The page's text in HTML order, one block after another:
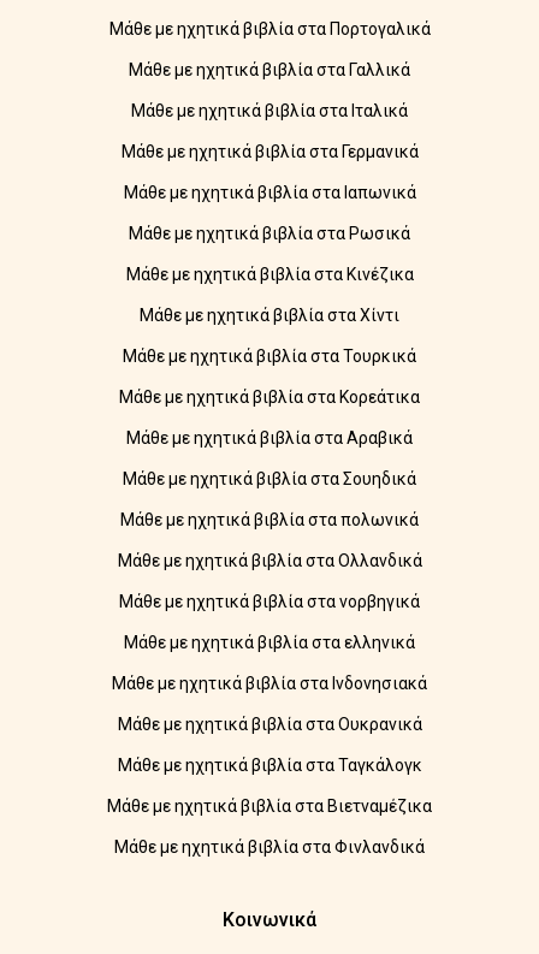
Μάθε με ηχητικά βιβλία στα Πορτογαλικά
Μάθε με ηχητικά βιβλία στα Γαλλικά
Μάθε με ηχητικά βιβλία στα Ιταλικά
Μάθε με ηχητικά βιβλία στα Γερμανικά
Μάθε με ηχητικά βιβλία στα Ιαπωνικά
Μάθε με ηχητικά βιβλία στα Ρωσικά
Μάθε με ηχητικά βιβλία στα Κινέζικα
Μάθε με ηχητικά βιβλία στα Χίντι
Μάθε με ηχητικά βιβλία στα Τουρκικά
Μάθε με ηχητικά βιβλία στα Κορεάτικα
Μάθε με ηχητικά βιβλία στα Αραβικά
Μάθε με ηχητικά βιβλία στα Σουηδικά
Μάθε με ηχητικά βιβλία στα πολωνικά
Μάθε με ηχητικά βιβλία στα Ολλανδικά
Μάθε με ηχητικά βιβλία στα νορβηγικά
Μάθε με ηχητικά βιβλία στα ελληνικά
Μάθε με ηχητικά βιβλία στα Ινδονησιακά
Μάθε με ηχητικά βιβλία στα Ουκρανικά
Μάθε με ηχητικά βιβλία στα Ταγκάλογκ
Μάθε με ηχητικά βιβλία στα Βιετναμέζικα
Μάθε με ηχητικά βιβλία στα Φινλανδικά
Κοινωνικά